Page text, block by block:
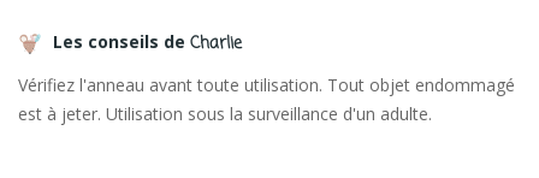
Les conseils de Charlie
Vérifiez l'anneau avant toute utilisation. Tout objet endommagé
est à jeter. Utilisation sous la surveillance d'un adulte.